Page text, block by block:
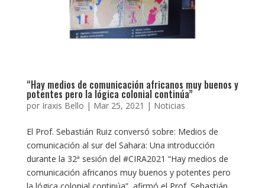
“Hay medios de comunicación africanos muy buenos y
potentes pero la lógica colonial continúa”
por Iraxis Bello | Mar 25, 2021 | Noticias
El Prof. Sebastián Ruiz conversó sobre: Medios de
comunicación al sur del Sahara: Una introducción
durante la 32ª sesión del #CIRA2021 “Hay medios de
comunicación africanos muy buenos y potentes pero
la lógica colonial continúa”, afirmó el Prof. Sebastián...